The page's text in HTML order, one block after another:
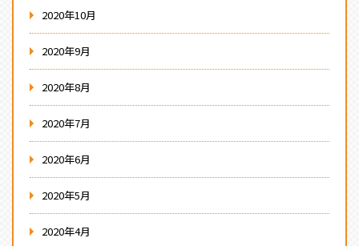
2020年10月
2020年9月
2020年8月
2020年7月
2020年6月
2020年5月
2020年4月